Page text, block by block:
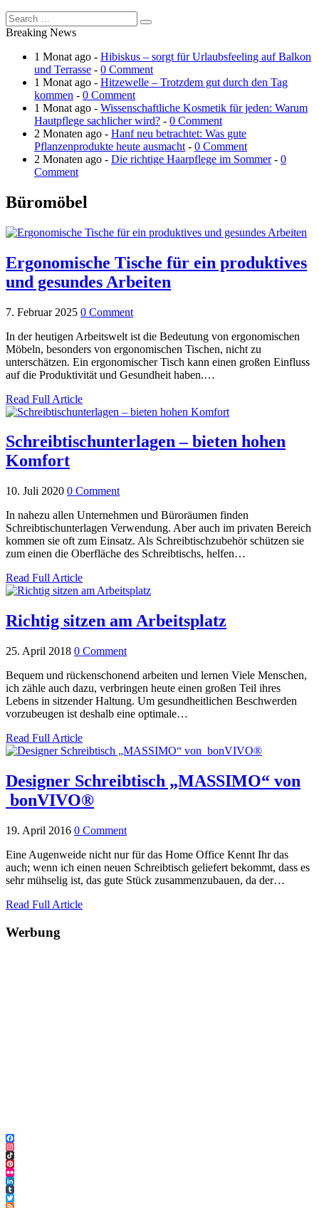
Breaking News
1 Monat ago - Hibiskus – sorgt für Urlaubsfeeling auf Balkon
und Terrasse - 0 Comment
1 Monat ago - Hitzewelle – Trotzdem gut durch den Tag
kommen - 0 Comment
1 Monat ago - Wissenschaftliche Kosmetik für jeden: Warum
Hautpflege sachlicher wird? - 0 Comment
2 Monaten ago - Hanf neu betrachtet: Was gute
Pflanzenprodukte heute ausmacht - 0 Comment
2 Monaten ago - Die richtige Haarpflege im Sommer- 0
Comment
Büromöbel
Ergonomische Tische für ein produktives
und gesundes Arbeiten
7. Februar 2025 0 Comment
In der heutigen Arbeitswelt ist die Bedeutung von ergonomischen
Möbeln, besonders von ergonomischen Tischen, nicht zu
unterschätzen. Ein ergonomischer Tisch kann einen großen Einfluss
auf die Produktivität und Gesundheit haben.…
Read Full Article
Schreibtischunterlagen – bieten hohen
Komfort
10. Juli 2020 0 Comment
In nahezu allen Unternehmen und Büroräumen finden
Schreibtischunterlagen Verwendung. Aber auch im privaten Bereich
kommen sie oft zum Einsatz. Als Schreibtischzubehör schützen sie
zum einen die Oberfläche des Schreibtischs, helfen…
Read Full Article
Richtig sitzen am Arbeitsplatz
25. April 2018 0 Comment
Bequem und rückenschonend arbeiten und lernen Viele Menschen,
ich zähle auch dazu, verbringen heute einen großen Teil ihres
Lebens in sitzender Haltung. Um gesundheitlichen Beschwerden
vorzubeugen ist deshalb eine optimale…
Read Full Article
Designer Schreibtisch „MASSIMO“ von
bonVIVO®
19. April 2016 0 Comment
Eine Augenweide nicht nur für das Home Office Kennt Ihr das
auch; wenn ich einen neuen Schreibtisch geliefert bekommt, dass es
sehr mühselig ist, das gute Stück zusammenzubauen, da der…
Read Full Article
Werbung
Facebook
Instagram
TikTok
Pinterest
Flickr
LinkedIn
Tumblr